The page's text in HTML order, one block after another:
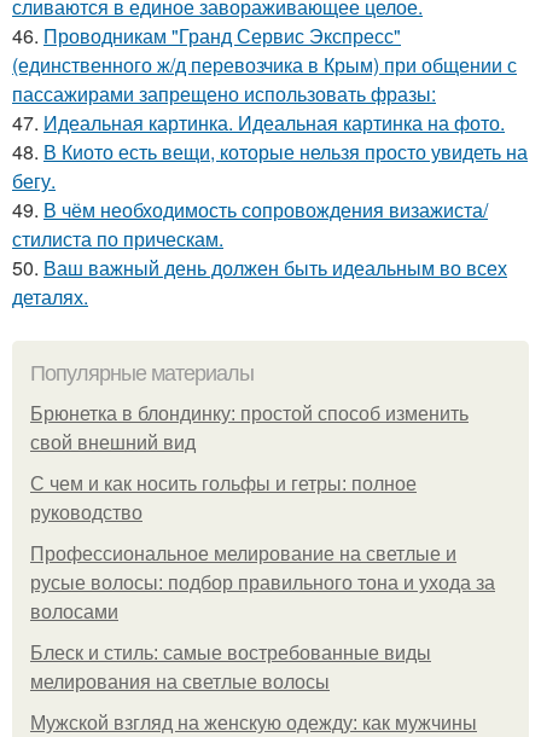
сливаются в единое завораживающее целое.
46. Проводникам "Гранд Сервис Экспресс"
(единственного ж/д перевозчика в Крым) при общении с
пассажирами запрещено использовать фразы:
47. Идеальная картинка. Идеальная картинка на фото.
48. В Киото есть вещи, которые нельзя просто увидеть на
бегу.
49. В чём необходимость сопровождения визажиста/
стилиста по прическам.
50. Ваш важный день должен быть идеальным во всех
деталях.
Популярные материалы
Брюнетка в блондинку: простой способ изменить
свой внешний вид
С чем и как носить гольфы и гетры: полное
руководство
Профессиональное мелирование на светлые и
русые волосы: подбор правильного тона и ухода за
волосами
Блеск и стиль: самые востребованные виды
мелирования на светлые волосы
Мужской взгляд на женскую одежду: как мужчины